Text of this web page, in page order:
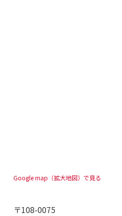
Google map（拡大地図）で見る
〒108-0075